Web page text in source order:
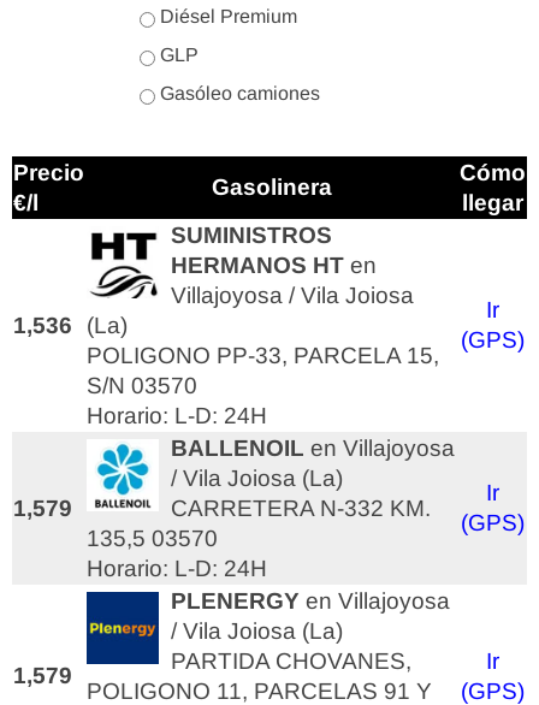
Diésel Premium
GLP
Gasóleo camiones
Precio
€/l
Gasolinera
Cómo
llegar
1,536
SUMINISTROS
HERMANOS HT en
Villajoyosa / Vila Joiosa
(La)
POLIGONO PP-33, PARCELA 15,
S/N 03570
Horario: L-D: 24H
Ir
(GPS)
1,579
BALLENOIL en Villajoyosa
/ Vila Joiosa (La)
CARRETERA N-332 KM.
135,5 03570
Horario: L-D: 24H
Ir
(GPS)
1,579
PLENERGY en Villajoyosa
/ Vila Joiosa (La)
PARTIDA CHOVANES,
POLIGONO 11, PARCELAS 91 Y
Ir
(GPS)